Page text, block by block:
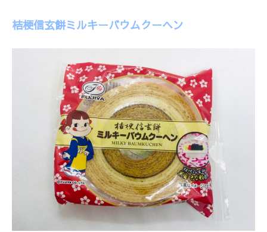
桔梗信玄餅ミルキーバウムクーヘン